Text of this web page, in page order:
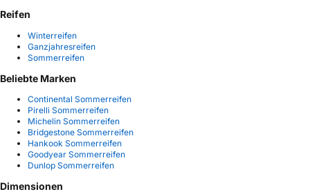
Reifen
Winterreifen
Ganzjahresreifen
Sommerreifen
Beliebte Marken
Continental Sommerreifen
Pirelli Sommerreifen
Michelin Sommerreifen
Bridgestone Sommerreifen
Hankook Sommerreifen
Goodyear Sommerreifen
Dunlop Sommerreifen
Dimensionen